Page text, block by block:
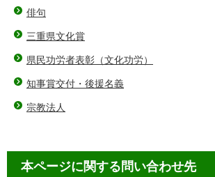
俳句
三重県文化賞
県民功労者表彰（文化功労）
知事賞交付・後援名義
宗教法人
本ページに関する問い合わせ先